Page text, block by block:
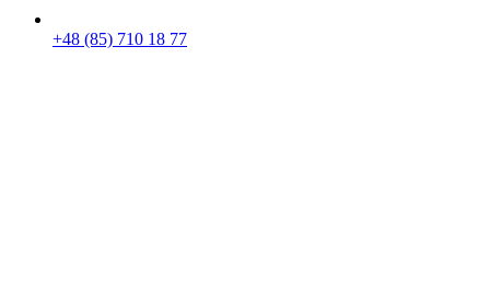
+48 (85) 710 18 77